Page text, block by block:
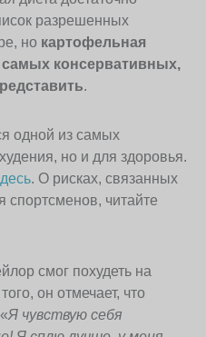
разрешенных
но картофельная
самых консервативных,
.
одной из самых
но и для здоровья.
. О рисках, связанных
спортсменов, читайте
смог похудеть на
он отмечает, что
Я чувствую себя